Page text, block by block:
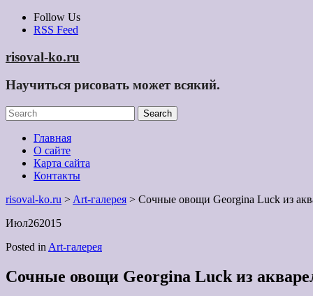
Skip
Follow Us
RSS Feed
risoval-ko.ru
Научиться рисовать может всякий.
Главная
О сайте
Карта сайта
Контакты
risoval-ko.ru > Art-галерея > Сочные овощи Georgina Luck из
Июл262015
Posted in Art-галерея
Сочные овощи Georgina Luck из